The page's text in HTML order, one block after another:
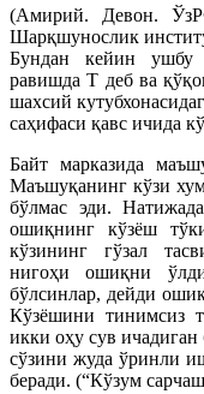
(Амирий. Девон.
Шарқшунослик
Бундан кейин ушбу
равишда Т деб ва
шахсий
саҳифаси қавс ичида
Байт марказида
Маъшуқанинг кўзи
бўлмас эди.
ошиқнинг кўзёш
кўзининг гўзал
нигоҳи ошиқни
бўлсинлар, дейди
Кўзёшини тинимсиз
икки оҳу сув
сўзини жуда ўринли
беради. (“Кўзум